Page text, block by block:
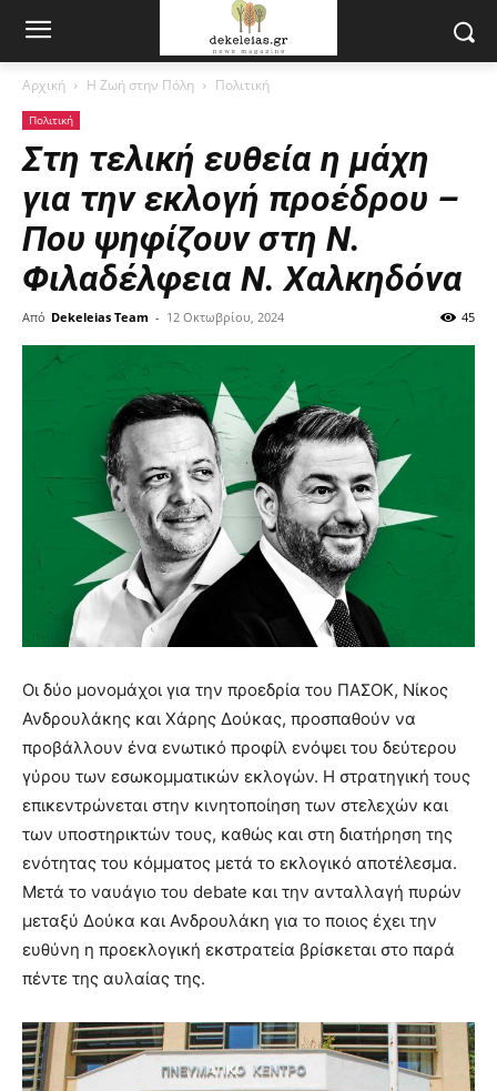
Αρχική Η Ζωή στην Πόλη Πολιτική
Πολιτική
Στη τελική ευθεία η μάχη
για την εκλογή προέδρου –
Που ψηφίζουν στη Ν.
Φιλαδέλφεια Ν. Χαλκηδόνα
Από Dekeleias Team - 12 Οκτωβρίου, 2024 45
Οι δύο μονομάχοι για την προεδρία του ΠΑΣΟΚ, Νίκος
Ανδρουλάκης και Χάρης Δούκας, προσπαθούν να
προβάλλουν ένα ενωτικό προφίλ ενόψει του δεύτερου
γύρου των εσωκομματικών εκλογών. Η στρατηγική τους
επικεντρώνεται στην κινητοποίηση των στελεχών και
των υποστηρικτών τους, καθώς και στη διατήρηση της
ενότητας του κόμματος μετά το εκλογικό αποτέλεσμα.
Μετά το ναυάγιο του debate και την ανταλλαγή πυρών
μεταξύ Δούκα και Ανδρουλάκη για το ποιος έχει την
ευθύνη η προεκλογική εκστρατεία βρίσκεται στο παρά
πέντε της αυλαίας της.